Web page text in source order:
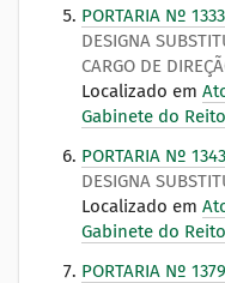
PORTARIA Nº
DESIGNA
CARGO DE
Localizado em
Gabinete do
PORTARIA Nº
DESIGNA
Localizado em
Gabinete do
PORTARIA Nº